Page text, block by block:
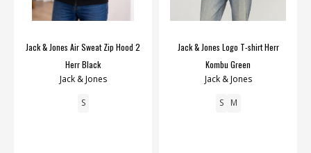
Jack & Jones Air Sweat Zip Hood 2
Herr Black
Jack & Jones
S
Jack & Jones Logo T-shirt Herr
Kombu Green
Jack & Jones
S M